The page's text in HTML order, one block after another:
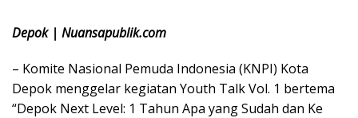
Depok | Nuansapublik.com
– Komite Nasional Pemuda Indonesia (KNPI) Kota
Depok menggelar kegiatan Youth Talk Vol. 1 bertema
“Depok Next Level: 1 Tahun Apa yang Sudah dan Ke